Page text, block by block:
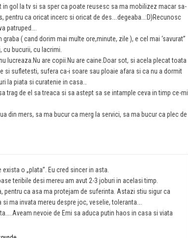
gol la tv si sa sper ca poate reusesc sa ma mobilizez macar sa-
pentru ca oricat incerc si oricat de des….degeaba…:D)Recunosc
patruped….
( cand dorim mai multe ore,minute, zile ), e cel mai ‘savurat”
cu bucurii, cu lacrimi.
lucreaza.Nu are copii.Nu are caine.Doar sot, si acela plecat toata
si sufletesti, sufera ca-i soare sau ploaie afara si ca nu a dormit
la piata si curatenie in casa…
trag de el sa treaca si sa astept sa se intample ceva in timp ce-mi
din mers, sa ma bucur ca merg la servici, sa ma bucur ca plec de
o „plata”. Eu cred sincer in asta.
teribile desi mereu am avut 2-3 joburi in acelasi timp.
pentru ca asa ma protejam de suferinta. Astazi stiu sigur ca
ma invata mereu despre joc, veselie, toleranta….
nevoie de Emi sa aduca putin haos in casa si viata